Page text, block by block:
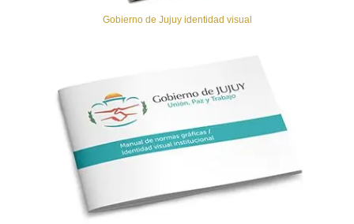
Gobierno de Jujuy identidad visual